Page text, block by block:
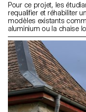
Pour ce projet, les
requalifier et réhabiliter
modèles existants
aluminium ou la chaise
employant des textiles
devaient être
existante. Tout en
originale de la chaise,
confort et l’aspect